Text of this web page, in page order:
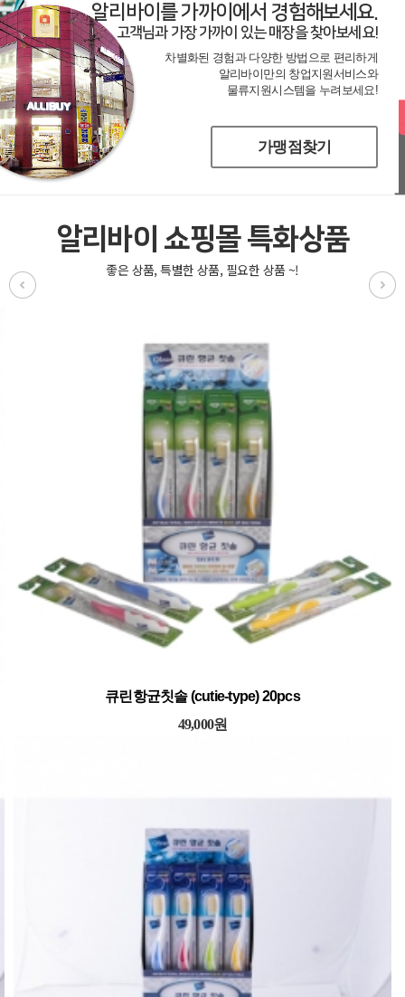
알리바이를 가까이에서 경험해보세요.
고객님과 가장 가까이 있는 매장을 찾아보세요!
차별화된 경험과 다양한 방법으로 편리하게
알리바이만의 창업지원서비스와
물류지원시스템을 누려보세요!
가맹점찾기
알리바이 쇼핑몰 특화상품
큐린항균칫솔 (cutie-type) 20pcs
49,000원